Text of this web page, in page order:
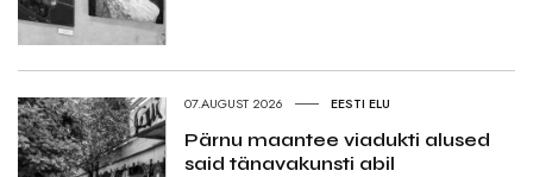
07.AUGUST 2026 EESTI ELU
Pärnu maantee viadukti alused
said tänavakunsti abil